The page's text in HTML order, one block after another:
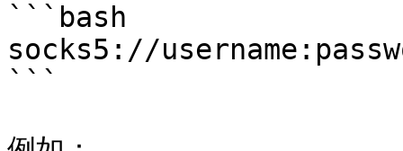
```bash
socks5://
```